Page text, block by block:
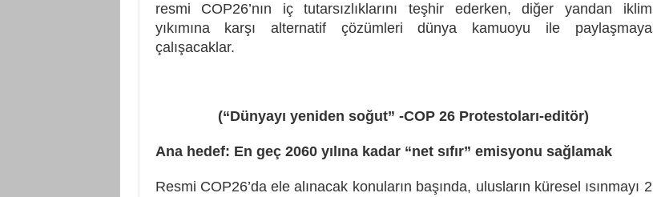
resmi COP26’nın iç tutarsızlıklarını teşhir ederken, diğer yandan iklim
yıkımına karşı alternatif çözümleri dünya kamuoyu ile paylaşmaya
çalışacaklar.
(“Dünyayı yeniden soğut” -COP 26 Protestoları-editör)
Ana hedef: En geç 2060 yılına kadar “net sıfır” emisyonu sağlamak
Resmi COP26’da ele alınacak konuların başında, ulusların küresel ısınmayı 2